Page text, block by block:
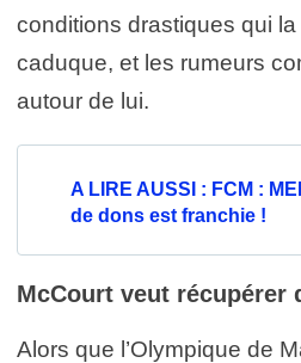
conditions drastiques qui
caduque, et les rumeurs
autour de lui.
A LIRE AUSSI : FCM :
de dons est franchie !
McCourt veut récupérer
Alors que l’Olympique de